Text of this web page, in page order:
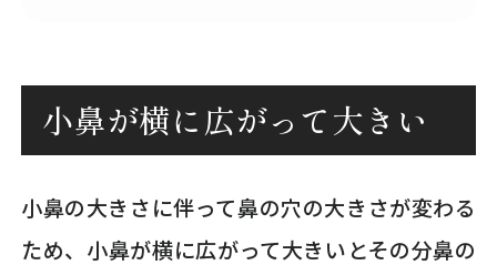
小鼻が横に広がって大きい
小鼻の大きさに伴って鼻の穴の大きさが変わる
ため、小鼻が横に広がって大きいとその分鼻の